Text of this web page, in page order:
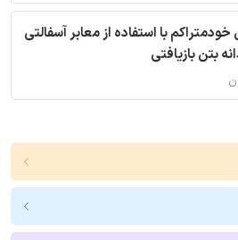
با استفاده از معابر آسفالتی
بتن بازیافتی